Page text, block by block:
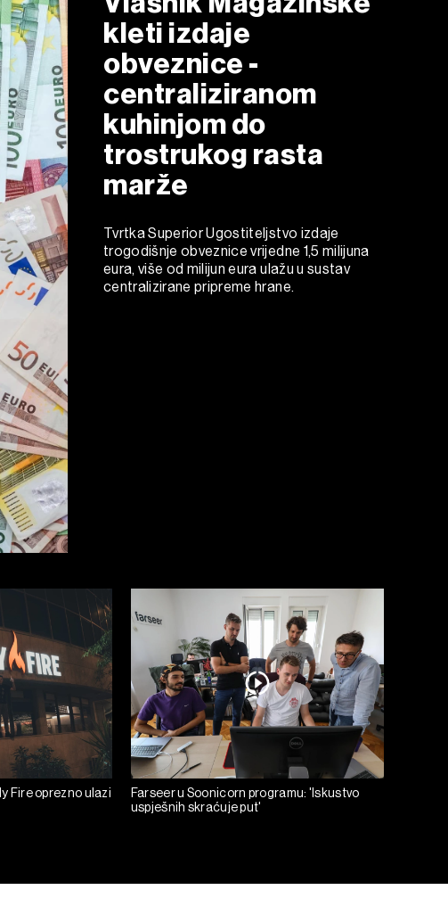
kleti izdaje
obveznice -
centraliziranom
kuhinjom do
trostrukog rasta
marže
Tvrtka Superior Ugostiteljstvo izdaje
trogodišnje obveznice vrijedne 1,5 milijuna
eura, više od milijun eura ulažu u sustav
centralizirane pripreme hrane.
Fire oprezno ulazi
Farseer u Soonicorn programu: 'Iskustvo
uspješnih skraćuje put'